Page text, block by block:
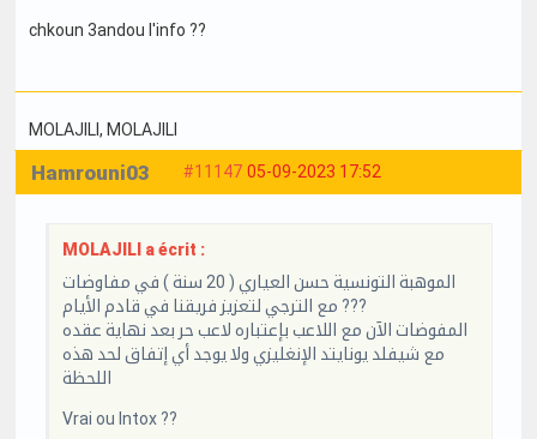
chkoun 3andou l'info ??
MOLAJILI, MOLAJILI
#11147 05-09-2023 17:52
Hamrouni03
MOLAJILI a écrit :
الموهبة التونسية حسن العياري ( 20 سنة ) في مفاوضات
مع الترجي لتعزيز فريقنا في قادم الأيام ???
المفوضات الآن مع اللاعب بإعتباره لاعب حر بعد نهاية عقده
مع شيفلد يونايتد الإنغليزي ولا يوجد أي إتفاق لحد هذه
اللحظة
Vrai ou Intox ??